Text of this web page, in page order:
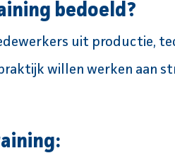
bedoeld?
uit productie,
willen werken aan